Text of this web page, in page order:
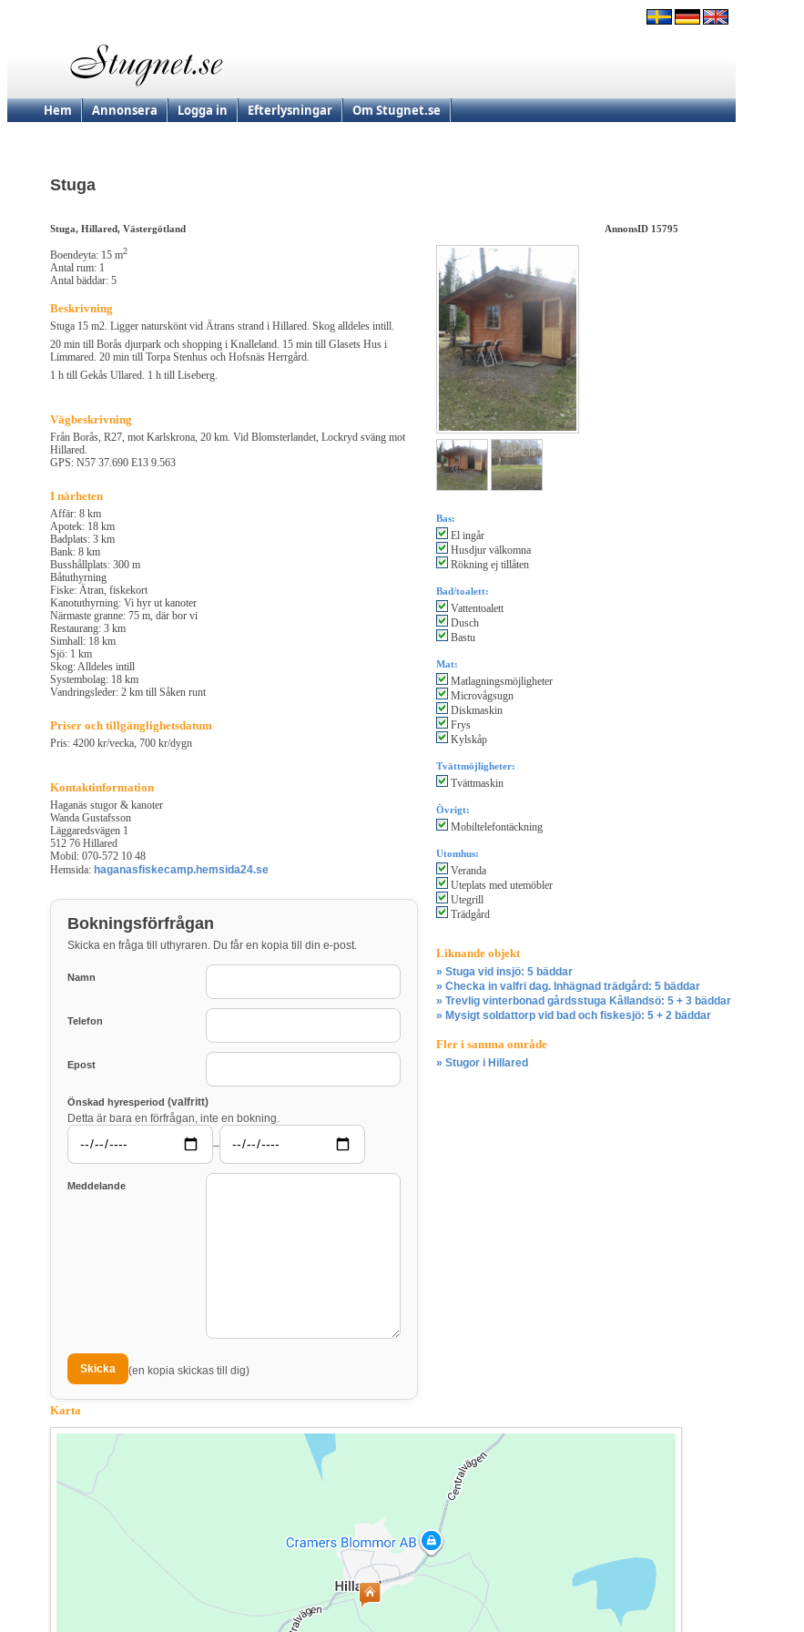
Hem Annonsera Logga in Efterlysningar Om Stugnet.se
Stuga
Stuga, Hillared, Västergötland AnnonsID 15795
Boendeyta: 15 m2
Antal rum: 1
Antal bäddar: 5
Beskrivning
Stuga 15 m2. Ligger naturskönt vid Ätrans strand i Hillared. Skog alldeles intill.
20 min till Borås djurpark och shopping i Knalleland. 15 min till Glasets Hus i
Limmared. 20 min till Torpa Stenhus och Hofsnäs Herrgård.
1 h till Gekås Ullared. 1 h till Liseberg.
Vägbeskrivning
Från Borås, R27, mot Karlskrona, 20 km. Vid Blomsterlandet, Lockryd sväng mot
Hillared.
GPS: N57 37.690 E13 9.563
I närheten
Affär: 8 km
Apotek: 18 km
Badplats: 3 km
Bank: 8 km
Busshållplats: 300 m
Båtuthyrning
Fiske: Ätran, fiskekort
Kanotuthyrning: Vi hyr ut kanoter
Närmaste granne: 75 m, där bor vi
Restaurang: 3 km
Simhall: 18 km
Sjö: 1 km
Skog: Alldeles intill
Systembolag: 18 km
Vandringsleder: 2 km till Såken runt
Priser och tillgänglighetsdatum
Pris: 4200 kr/vecka, 700 kr/dygn
Kontaktinformation
Haganäs stugor & kanoter
Wanda Gustafsson
Läggaredsvägen 1
512 76 Hillared
Mobil: 070-572 10 48
Hemsida: haganasfiskecamp.hemsida24.se
Bokningsförfrågan
Skicka en fråga till uthyraren. Du får en kopia till din e-post.
Namn
Telefon
Epost
Önskad hyresperiod (valfritt)
Detta är bara en förfrågan, inte en bokning.
–
Meddelande
(en kopia skickas till dig)
Bas:
El ingår
Husdjur välkomna
Rökning ej tillåten
Bad/toalett:
Vattentoalett
Dusch
Bastu
Mat:
Matlagningsmöjligheter
Microvågsugn
Diskmaskin
Frys
Kylskåp
Tvättmöjligheter:
Tvättmaskin
Övrigt:
Mobiltelefontäckning
Utomhus:
Veranda
Uteplats med utemöbler
Utegrill
Trädgård
Liknande objekt
» Stuga vid insjö: 5 bäddar
» Checka in valfri dag. Inhägnad trädgård: 5 bäddar
» Trevlig vinterbonad gårdsstuga Kållandsö: 5 + 3 bäddar
» Mysigt soldattorp vid bad och fiskesjö: 5 + 2 bäddar
Fler i samma område
» Stugor i Hillared
Karta